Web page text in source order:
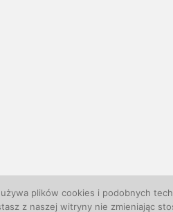
używa plików cookies i podobnych
z naszej witryny nie zmieniając